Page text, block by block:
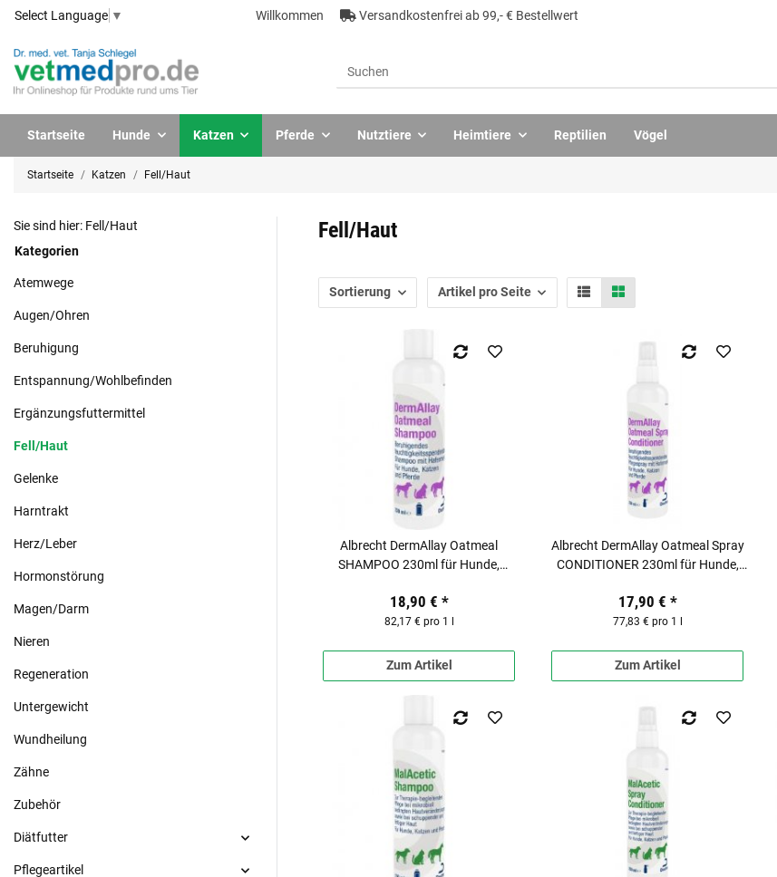
Select Language ▼ Willkommen Versandkostenfrei ab 99,- € Bestellwert
Hunde Katzen Pferde Nutztiere Heimtiere Reptilien Vögel
Startseite
Startseite Katzen Fell/Haut
Fell/Haut
Sortierung Artikel pro Seite
Albrecht DermAllay Oatmeal
SHAMPOO 230ml für Hunde,
18,90 € *
82,17 € pro 1 l
Zum Artikel
Albrecht DermAllay Oatmeal Spray
CONDITIONER 230ml für Hunde,
17,90 € *
77,83 € pro 1 l
Zum Artikel
Sie sind hier: Fell/Haut
Kategorien
Atemwege
Augen/Ohren
Beruhigung
Entspannung/Wohlbefinden
Ergänzungsfuttermittel
Fell/Haut
Gelenke
Harntrakt
Herz/Leber
Hormonstörung
Magen/Darm
Nieren
Regeneration
Untergewicht
Wundheilung
Zähne
Zubehör
Diätfutter
Pflegeartikel